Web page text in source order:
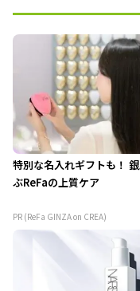
特別な名入れギフトも！
ぶReFaの上質ケア
PR (ReFa GINZA on CREA)